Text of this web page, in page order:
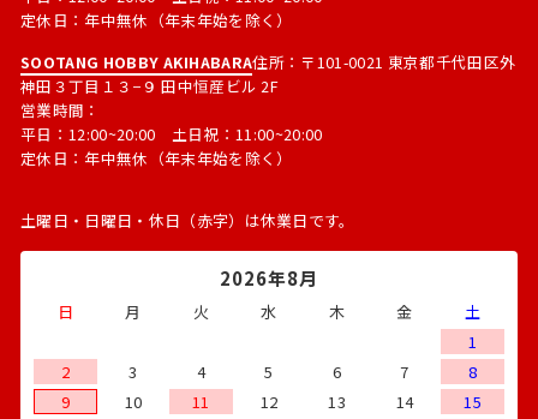
定休日：年中無休（年末年始を除く）
SOOTANG HOBBY AKIHABARA住所：〒101-0021 東京都千代田区外
神田３丁目１３−９ 田中恒産ビル 2F
営業時間：
平日：12:00~20:00 土日祝：11:00~20:00
定休日：年中無休（年末年始を除く）
土曜日・日曜日・休日（赤字）は休業日です。
2026年8月
日 月 火 水 木 金
土
1
2
3 4 5 6 7
8
9
10 11 12 13 14
15